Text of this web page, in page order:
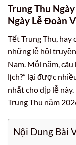
Trung Thu
Ngày Lễ Đoàn
Tết Trung Thu, hay
những lễ hội
Nam. Mỗi năm, câu
lịch?” lại được
nhất cho dịp lễ
Trung Thu năm
Nội Dung Bài